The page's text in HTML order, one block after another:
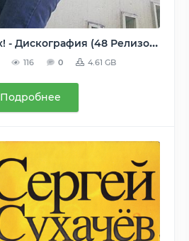
Группа Руки Вверх! - Дискография (48 Релизов) 1997-2020, MP3 (tracks), 128-320 kbps
116 0 4.61 GB
Подробнее